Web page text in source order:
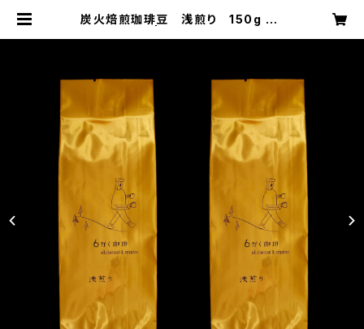
炭火焙煎珈琲豆 浅煎り 150g ×2